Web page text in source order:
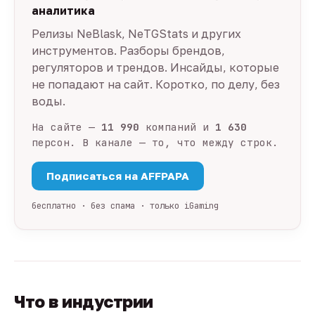
аналитика
Релизы NeBlask, NeTGStats и других
инструментов. Разборы брендов,
регуляторов и трендов. Инсайды, которые
не попадают на сайт. Коротко, по делу, без
воды.
На сайте — 11 990 компаний и 1 630
персон. В канале — то, что между строк.
Подписаться на AFFPAPA
бесплатно · без спама · только iGaming
Что в индустрии